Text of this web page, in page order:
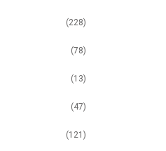
(228)
(78)
(13)
(47)
(121)